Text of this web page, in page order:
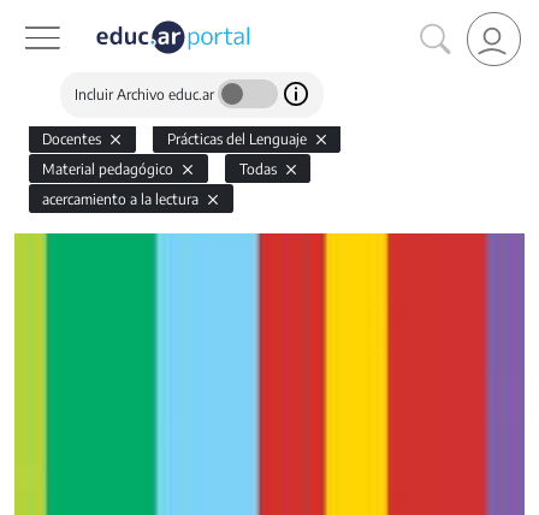
Incluir Archivo educ.ar
Docentes
Prácticas del Lenguaje
Material pedagógico
Todas
acercamiento a la lectura